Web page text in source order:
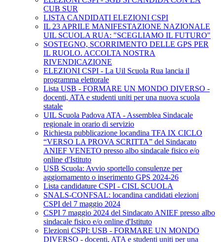
CUB SUR
LISTA CANDIDATI ELEZIONI CSPI
IL 23 APRILE MANIFESTAZIONE NAZIONALE
UIL SCUOLA RUA: "SCEGLIAMO IL FUTURO"
SOSTEGNO, SCORRIMENTO DELLE GPS PER
IL RUOLO. ACCOLTA NOSTRA
RIVENDICAZIONE
ELEZIONI CSPI - La Uil Scuola Rua lancia il
programma elettorale
Lista USB - FORMARE UN MONDO DIVERSO -
docenti, ATA e studenti uniti per una nuova scuola
statale
UIL Scuola Padova ATA - Assemblea Sindacale
regionale in orario di servizio
Richiesta pubblicazione locandina TFA IX CICLO
“VERSO LA PROVA SCRITTA” del Sindacato
ANIEF VENETO presso albo sindacale fisico e/o
online d'Istituto
USB Scuola: Avvio sportello consulenze per
aggiornamento o inserimento GPS 2024-26
Lista candidature CSPI - CISL SCUOLA
SNALS-CONFSAL: locandina candidati elezioni
CSPI del 7 maggio 2024
CSPI 7 maggio 2024 del Sindacato ANIEF presso albo
sindacale fisico e/o online d'Istituto
Elezioni CSPI: USB - FORMARE UN MONDO
DIVERSO - docenti, ATA e studenti uniti per una